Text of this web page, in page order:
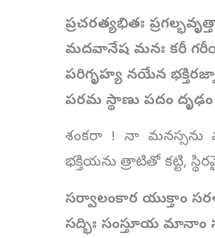
ప్రచరత్యభితః
మదవానేష మనః కరీ
పరిగృహ్య నయేన
పరమ స్థాణు పదం
శంకరా ! నా మనస్సను
భక్తియను త్రాటితో కట్టి,
సర్వాలంకార యుక్తాం
సద్భిః సంస్తూయ మానాం